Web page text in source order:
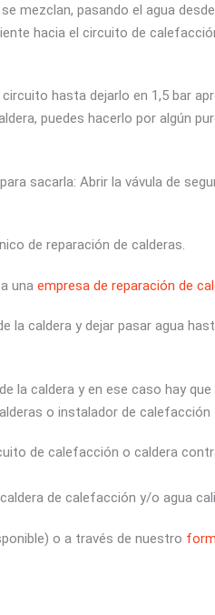
mezclan, pasando el agua
hacia el circuito de
hasta dejarlo en 1,5 bar
puedes hacerlo por algún
sacarla: Abrir la vávula de
de reparación de calderas.
una empresa de reparación de
la caldera y dejar pasar agua
la caldera y en ese caso hay
o instalador de calefacción
de calefacción o caldera
de calefacción y/o agua
o a través de nuestro